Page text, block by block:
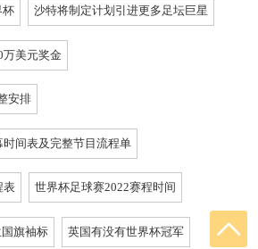
杯 沙特将制定计划引进更多足坛巨星
万美元奖金
安排
间表及完整节目流程单
表 世界杯足球赛2022赛程时间
旗袖标 英国有没有世界杯冠军